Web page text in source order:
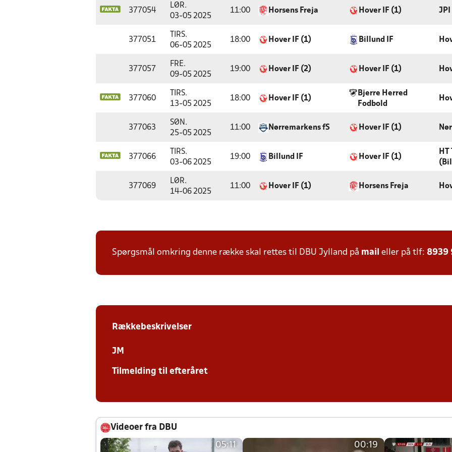
377054
LØR.
03-05 2025
11:00 Horsens Freja Hover IF (1) JPI
377051
TIRS.
06-05 2025
18:00 Hover IF (1) Billund IF
377057
FRE.
09-05 2025
19:00 Hover IF (2) Hover IF (1)
377060
TIRS.
13-05 2025
18:00 Hover IF (1)
Bjerre Herred
Fodbold
377063
SØN.
25-05 2025
11:00 Nørremarkens fS Hover IF (1)
377066
TIRS.
03-06 2025
19:00 Billund IF Hover IF (1)
377069
LØR.
14-06 2025
11:00 Hover IF (1) Horsens Freja
Spørgsmål omkring denne række skal rettes til DBU Jylland på mail eller på tlf: 8939
Rækkebeskrivelser
JM
Tilmelding til efteråret
Videoer fra DBU
05:11 00:19